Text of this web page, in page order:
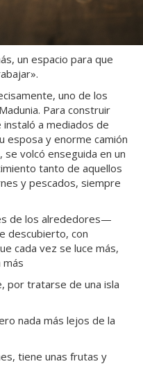
un espacio para que
uno de los
Para construir
a mediados de
esposa y enorme camión
volcó enseguida en un
tanto de aquellos
y pescados, siempre
de los alrededores—
descubierto, con
cada vez se luce más,
más
por tratarse de una isla
nada más lejos de la
tiene unas frutas y